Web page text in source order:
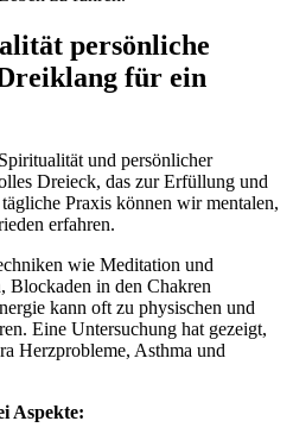
persönliche
für ein
und persönlicher
Dreieck, das zur Erfüllung und
Praxis können wir mentalen,
erfahren.
wie Meditation und
Blockaden in den Chakren
kann oft zu physischen und
Eine Untersuchung hat gezeigt,
Herzprobleme, Asthma und
Aspekte: